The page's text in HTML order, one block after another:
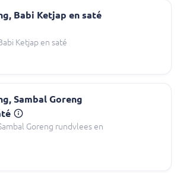
Babi Ketjap en saté
Ketjap en saté
Sambal Goreng
Goreng rundvlees en